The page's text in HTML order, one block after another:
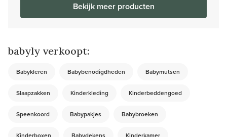
Bekijk meer producten
babyly verkoopt:
Babykleren Babybenodigdheden Babymutsen
Slaapzakken Kinderkleding Kinderbeddengoed
Speenkoord Babypakjes Babybroeken